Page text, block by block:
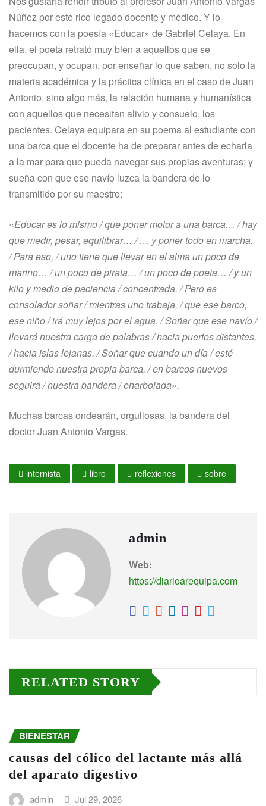
Núñez por este rico legado docente y médico. Y lo
hacemos con la poesía «Educar» de Gabriel Celaya. En
ella, el poeta retrató muy bien a aquellos que se
preocupan, y ocupan, por enseñar lo que saben, no solo la
materia académica y la práctica clínica en el caso de Juan
Antonio, sino algo más, la relación humana y humanística
con aquellos que necesitan alivio y consuelo, los
pacientes. Celaya equipara en su poema al estudiante con
una barca que el docente ha de preparar antes de echarla
a la mar para que pueda navegar sus propias aventuras; y
sueña con que ese navío luzca la bandera de lo
transmitido por su maestro:
«Educar es lo mismo / que poner motor a una barca… / hay
que medir, pesar, equilibrar… / … y poner todo en marcha.
/ Para eso, / uno tiene que llevar en el alma un poco de
marino… / un poco de pirata… / un poco de poeta… / y un
kilo y medio de paciencia / concentrada. / Pero es
consolador soñar / mientras uno trabaja, / que ese barco,
ese niño / irá muy lejos por el agua. / Soñar que ese navío /
llevará nuestra carga de palabras / hacia puertos distantes,
/ hacia islas lejanas. / Soñar que cuando un día / esté
durmiendo nuestra propia barca, / en barcos nuevos
seguirá / nuestra bandera / enarbolada».
Muchas barcas ondearán, orgullosas, la bandera del
doctor Juan Antonio Vargas.
internista libro reflexiones sobre
admin
Web:
https://diarioarequipa.com
RELATED STORY
BIENESTAR
causas del cólico del lactante más allá
del aparato digestivo
admin Jul 29, 2026